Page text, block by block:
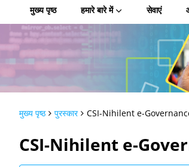
मुख्य पृष्ठ हमारे बारे में सेवाएं
मुख्य पृष्ठ पुरस्कार CSI-Nihilent e-
CSI-Nihilent e-